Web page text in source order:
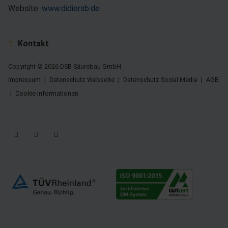
Website: www.didiersb.de
Kontakt
Copyright © 2026 DSB Säurebau GmbH
Impressum
Datenschutz Webseite Datenschutz Social Media
AGB
Cookie-Informationen